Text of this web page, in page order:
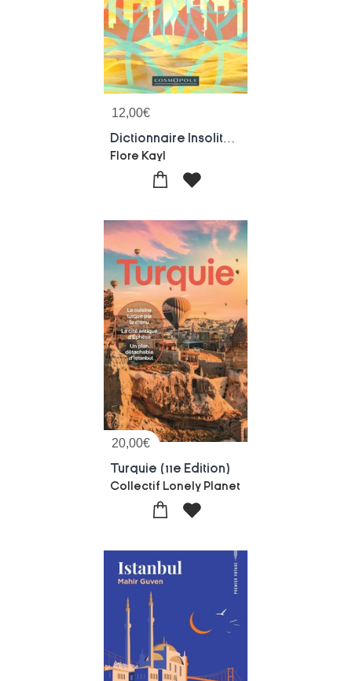
12,00€
Flore Kayl
20,00€
Turquie (11e Edition)
Collectif Lonely Planet